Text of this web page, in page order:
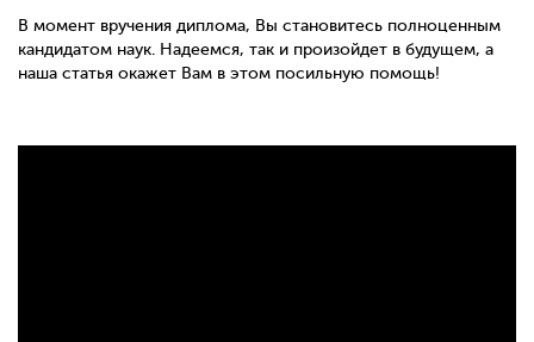
В момент вручения диплома, Вы становитесь полноценным
кандидатом наук. Надеемся, так и произойдет в будущем, а
наша статья окажет Вам в этом посильную помощь!